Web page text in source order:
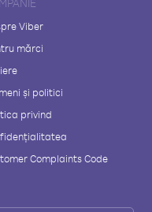
Viber
mărci
și politici
privind
Complaints Code